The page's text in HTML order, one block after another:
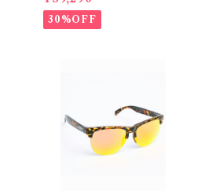
30%OFF